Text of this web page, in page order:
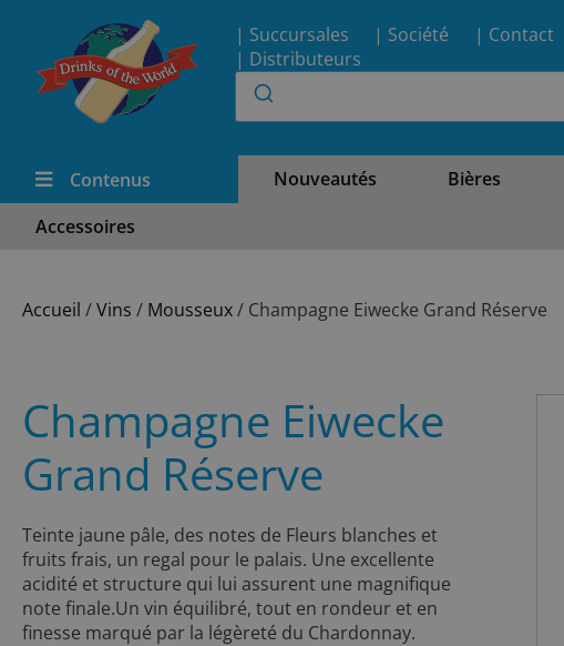
| Succursales | Société | Contact
| Distributeurs
Contenus Nouveautés Bières
Accessoires
Accueil /Vins / Mousseux/ Champagne Eiwecke Grand Réserve
Champagne Eiwecke
Grand Réserve
Teinte jaune pâle, des notes de Fleurs blanches et
fruits frais, un regal pour le palais. Une excellente
acidité et structure qui lui assurent une magnifique
note finale.Un vin équilibré, tout en rondeur et en
finesse marqué par la légèreté du Chardonnay.